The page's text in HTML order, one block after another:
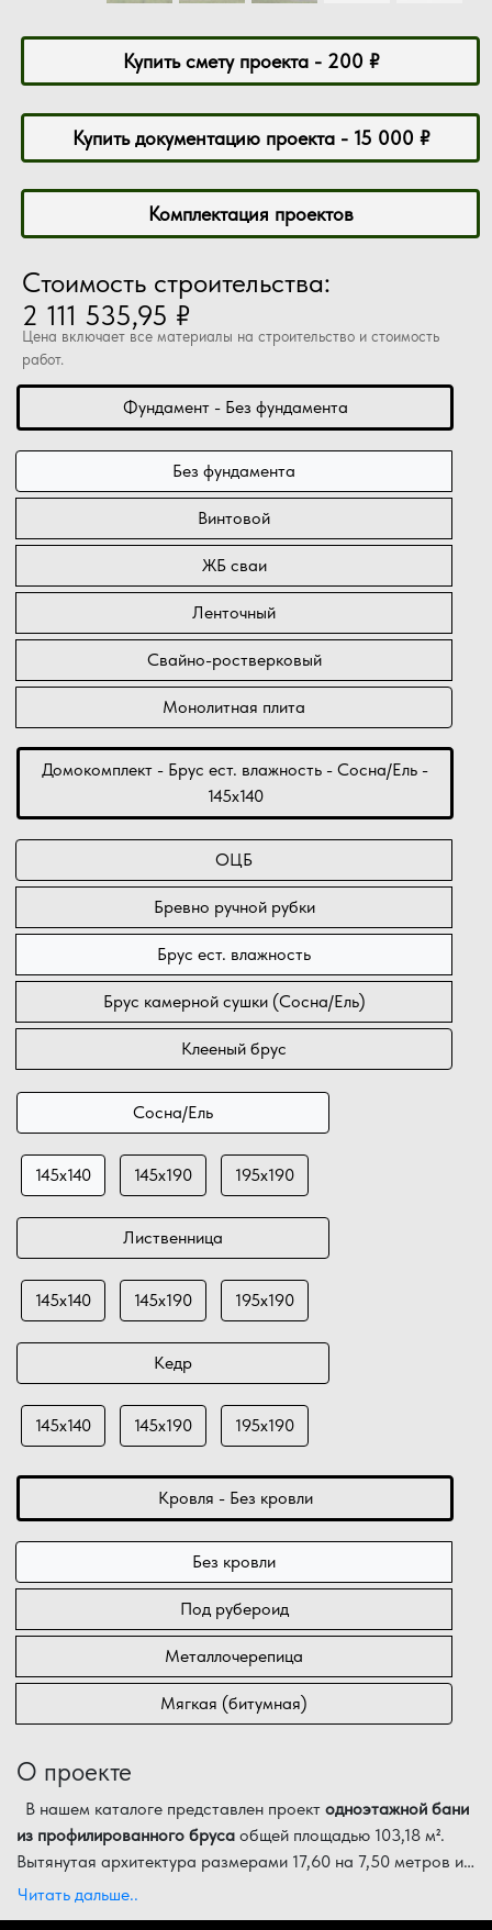
Купить смету проекта - 200 ₽
Купить документацию проекта - 15 000 ₽
Комплектация проектов
Стоимость строительства:
2 111 535,95 ₽
Цена включает все материалы на строительство и стоимость
работ.
Фундамент - Без фундамента
Без фундамента
Винтовой
ЖБ сваи
Ленточный
Свайно-ростверковый
Монолитная плита
Домокомплект - Брус ест. влажность - Сосна/Ель -
145х140
ОЦБ
Бревно ручной рубки
Брус ест. влажность
Брус камерной сушки (Сосна/Ель)
Клееный брус
Сосна/Ель
145х140 145х190 195х190
Лиственница
145х140 145х190 195х190
Кедр
145х140 145х190 195х190
Кровля - Без кровли
Без кровли
Под рубероид
Металлочерепица
Мягкая (битумная)
О проекте
В нашем каталоге представлен проект одноэтажной бани
из профилированного бруса общей площадью 103,18 м².
Вытянутая архитектура размерами 17,60 на 7,50 метров и
современное остекление (окна в пол) делают этот сруб
Функциональные особенности планировки:
Читать дальше..